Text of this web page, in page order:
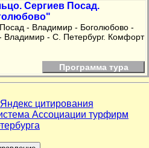
Сергиев Посад.
- Владимир - Боголюбово -
Владимир - С. Петербург. Комфорт
Программа тура